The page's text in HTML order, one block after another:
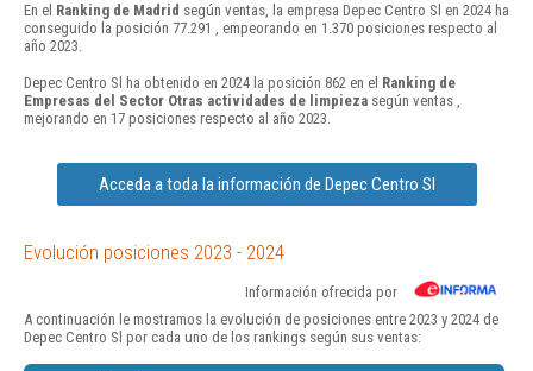
En el Ranking de Madrid según ventas, la empresa Depec Centro Sl en 2024 ha
conseguido la posición 77.291 , empeorando en 1.370 posiciones respecto al
año 2023.
Depec Centro Sl ha obtenido en 2024 la posición 862 en el Ranking de
Empresas del Sector Otras actividades de limpieza según ventas ,
mejorando en 17 posiciones respecto al año 2023.
Acceda a toda la información de Depec Centro Sl
Evolución posiciones 2023 - 2024
Información ofrecida por
A continuación le mostramos la evolución de posiciones entre 2023 y 2024 de
Depec Centro Sl por cada uno de los rankings según sus ventas: